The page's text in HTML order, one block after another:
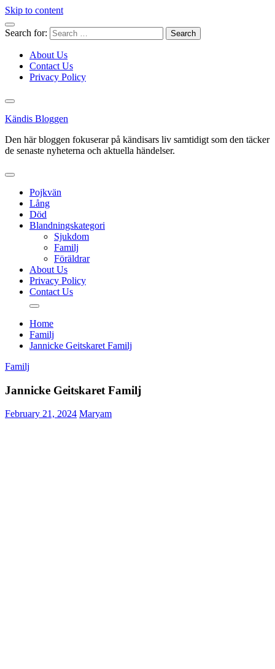
Skip to content
Search for:
About Us
Contact Us
Privacy Policy
Kändis Bloggen
Den här bloggen fokuserar på kändisars liv samtidigt som den täcker
de senaste nyheterna och aktuella händelser.
Pojkvän
Lång
Död
Blandningskategori
Sjukdom
Familj
Föräldrar
About Us
Privacy Policy
Contact Us
Home
Familj
Jannicke Geitskaret Familj
Familj
Jannicke Geitskaret Familj
February 21, 2024 Maryam